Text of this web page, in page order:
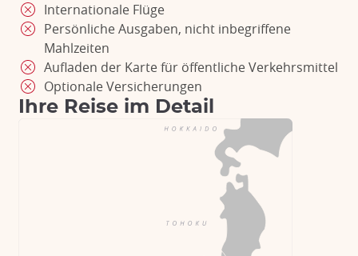
Internationale Flüge
Persönliche Ausgaben, nicht inbegriffene
Mahlzeiten
Aufladen der Karte für öffentliche Verkehrsmittel
Optionale Versicherungen
Ihre Reise im Detail